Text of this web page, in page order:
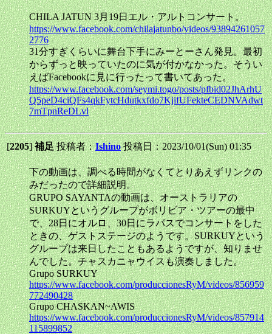
CHILA JATUN 3月19日エル・アルトコンサート。
https://www.facebook.com/chilajatunbo/videos/93894261057
2776
31分すぎくらいに舞台下手にみーとーさん発見。最初
からずっと映っていたのに気が付かなかった。そうい
えばFacebookに見に行ったって書いてあった。
https://www.facebook.com/seymi.togo/posts/pfbid02JhArhU
Q5peD4ciQFs4qkFytcHdutkxfdo7KjifUFekteCEDNVAdwt
7mTpnReDLvl
[2205]補足投稿者：Ishino 投稿日：2023/10/01(Sun) 01:35
下の動画は、調べる時間がなくてとりあえずリンクの
みだったので詳細説明。
GRUPO SAYANTAの動画は、オーストラリアの
SURKUYというグループがボリビア・ツアーの最中
で、28日にオルロ、30日にラパスでコンサートをした
ときの、ゲストステージのようです。SURKUYという
グループは来日したこともあるようですが、知りませ
んでした。チャスカニャウイスも演奏しました。
Grupo SURKUY
https://www.facebook.com/produccionesRyM/videos/856959
772490428
Grupo CHASKAN~AWIS
https://www.facebook.com/produccionesRyM/videos/857914
115899852